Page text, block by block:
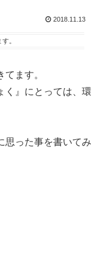
2018.11.13
。
ます。
く』にとっては、環
思った事を書いてみ